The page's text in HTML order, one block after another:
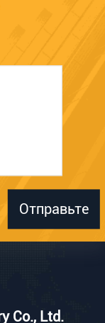
Отправьте
Co., Ltd.